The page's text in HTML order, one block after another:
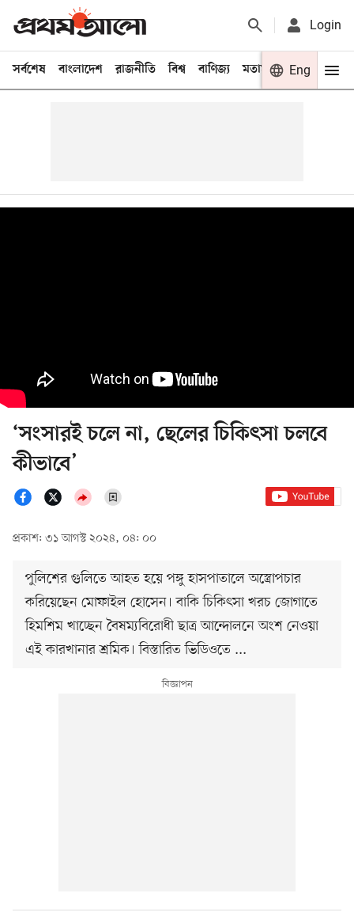
Login
সর্বশেষ বাংলাদেশ রাজনীতি বিশ্ব বাণিজ্য মতামত খেলা
Eng
‘সংসারই চলে না, ছেলের চিকিৎসা চলবে
কীভাবে’
প্রকাশ: ৩১ আগস্ট ২০২৪, ০৪: ০০
পুলিশের গুলিতে আহত হয়ে পঙ্গু হাসপাতালে অস্ত্রোপচার
করিয়েছেন মোফাইল হোসেন। বাকি চিকিৎসা খরচ জোগাতে
হিমশিম খাচ্ছেন বৈষম্যবিরোধী ছাত্র আন্দোলনে অংশ নেওয়া
এই কারখানার শ্রমিক। বিস্তারিত ভিডিওতে ...